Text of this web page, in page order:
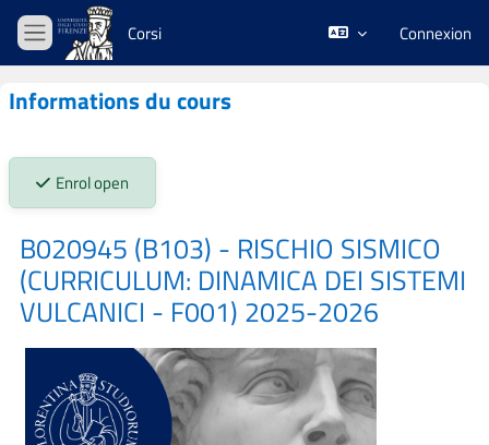
Passer au contenu principal
Panneau latéral
Corsi Connexion
Informations du cours
Stato iscrizioni:
Enrol open
B020945 (B103) - RISCHIO SISMICO
(CURRICULUM: DINAMICA DEI SISTEMI
VULCANICI - F001) 2025-2026